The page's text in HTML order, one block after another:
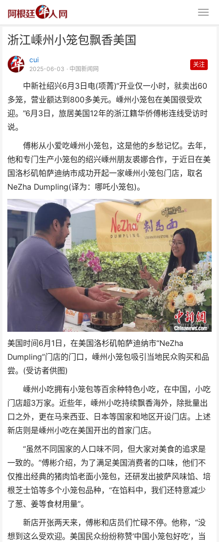
浙江嵊州小笼包飘香美国
cui
2025-06-03 · 中国新闻网
关注
中新社绍兴6月3日电(项菁)“开业仅一小时，就卖出60
多笼，营业额达到800多美元。嵊州小笼包在美国很受欢
迎。”6月3日，旅居美国12年的浙江籍华侨傅彬连线受访时
说。
傅彬从小爱吃嵊州小笼包，这是他的乡愁记忆。去年，
他和专门生产小笼包的绍兴嵊州朋友裘娜合作，于近日在美
国洛杉矶帕萨迪纳市成功开起一家嵊州小笼包门店，取名
NeZha Dumpling(译为：哪吒小笼包)。
美国时间6月1日，在美国洛杉矶帕萨迪纳市“NeZha
Dumpling”门店的门口，嵊州小笼包吸引当地民众购买和品
尝。(受访者供图)
嵊州小吃拥有小笼包等百余种特色小吃，在中国，小吃
门店超3万家。近些年，嵊州小吃持续飘香海外，除批量出
口之外，更在马来西亚、日本等国家和地区开设门店。上述
新店则是嵊州小吃在美国开出的首家门店。
“虽然不同国家的人口味不同，但大家对美食的追求是
一致的。”傅彬介绍，为了满足美国消费者的口味，他们不
仅推出经典的猪肉馅老面小笼包，还研发出披萨风味馅、培
根芝士馅等多个小笼包品种，“在馅料中，我们还特意减少
了葱、姜等食材用量”。
新店开张两天来，傅彬和店员们忙碌不停。他称，“没
想到这么受欢迎。美国民众纷纷称赞‘中国小笼包好吃’，当
浙江嵊州小笼包飘香美国